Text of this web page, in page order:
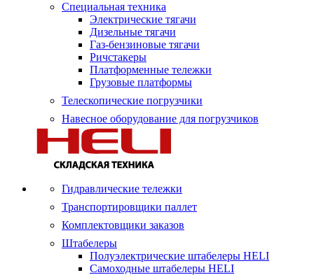
Специальная техника
Электрические тягачи
Дизельные тягачи
Газ-бензиновые тягачи
Ричстакеры
Платформенные тележки
Грузовые платформы
Телескопические погрузчики
Навесное оборудование для погрузчиков
Гидравлические тележки
Транспортировщики паллет
Комплектовщики заказов
Штабелеры
Полуэлектрические штабелеры HELI
Самоходные штабелеры HELI